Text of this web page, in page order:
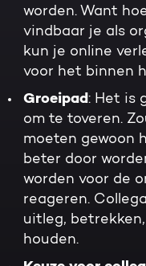
worden. Want
vindbaar je als
kun je online
voor het binnen
Groeipad: Het is
om te toveren.
moeten gewoon
beter door
worden voor de
reageren.
uitleg,
houden.